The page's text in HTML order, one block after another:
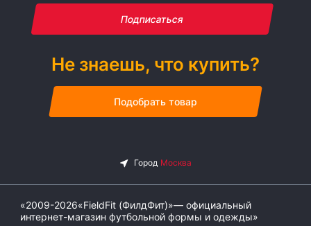
Подписаться
Не знаешь, что купить?
Подобрать товар
«2009-2026«FieldFit (ФилдФит)»— официальный
интернет-магазин футбольной формы и одежды»